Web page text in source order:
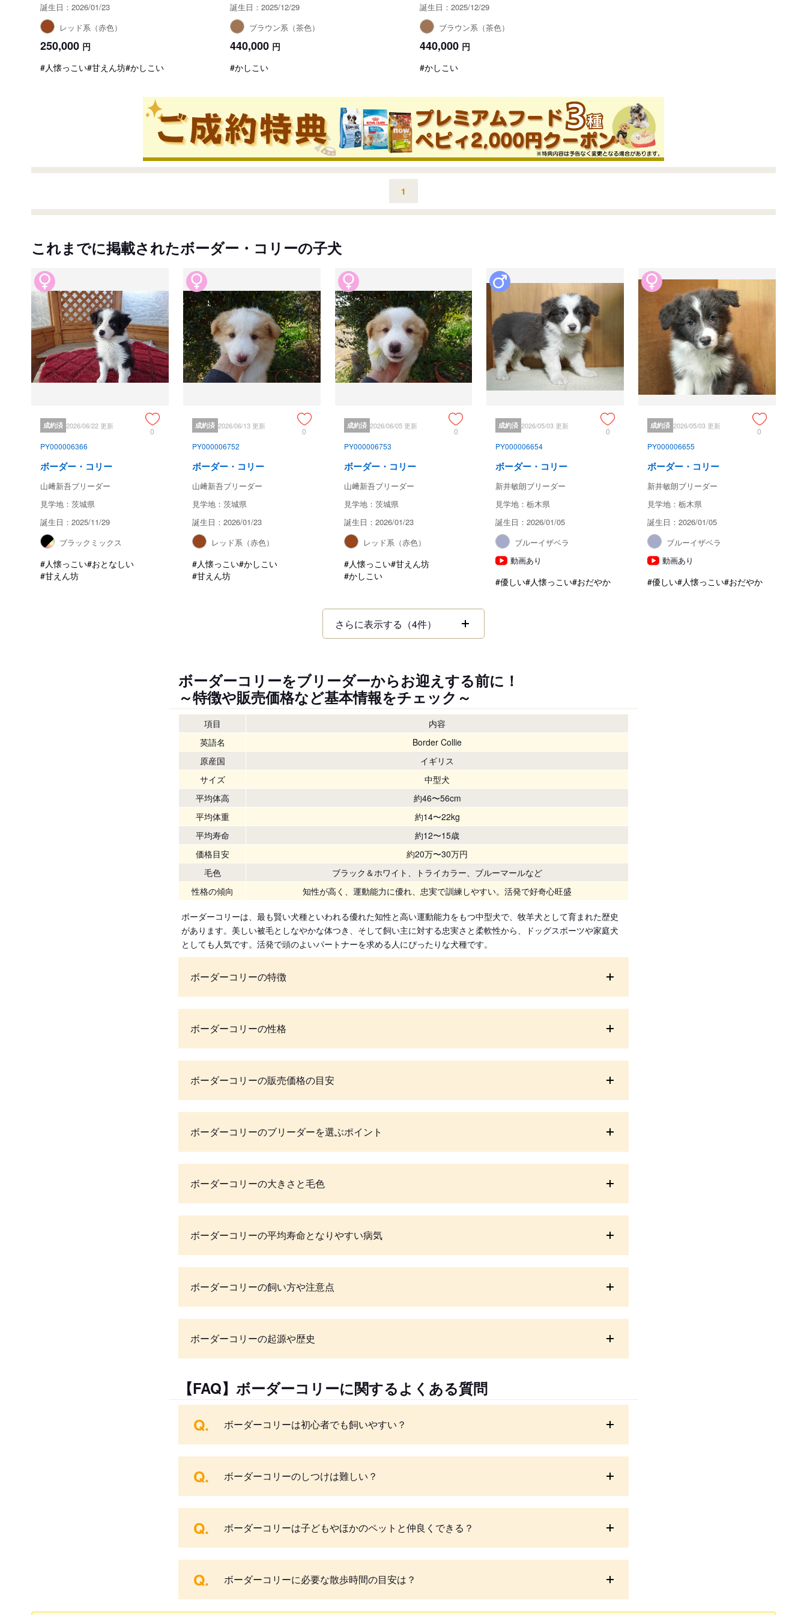
誕生日：2026/01/23
レッド系（赤色）
250,000 円
#人懐っこい#甘えん坊#かしこい
誕生日：2025/12/29
ブラウン系（茶色）
440,000 円
#かしこい
誕生日：2025/12/29
ブラウン系（茶色）
440,000 円
#かしこい
1
これまでに掲載されたボーダー・コリーの子犬
成約済 2026/06/22 更新
0
PY000006366
ボーダー・コリー
山﨑新吾ブリーダー
見学地：茨城県
誕生日：2025/11/29
ブラックミックス
#人懐っこい#おとなしい
#甘えん坊
成約済 2026/06/13 更新
0
PY000006752
ボーダー・コリー
山﨑新吾ブリーダー
見学地：茨城県
誕生日：2026/01/23
レッド系（赤色）
#人懐っこい#かしこい
#甘えん坊
成約済 2026/06/05 更新
0
PY000006753
ボーダー・コリー
山﨑新吾ブリーダー
見学地：茨城県
誕生日：2026/01/23
レッド系（赤色）
#人懐っこい#甘えん坊
#かしこい
成約済 2026/05/03 更新
0
PY000006654
ボーダー・コリー
新井敏朗ブリーダー
見学地：栃木県
誕生日：2026/01/05
ブルーイザベラ
動画あり
#優しい#人懐っこい#おだやか
成約済 2026/05/03 更新
0
PY000006655
ボーダー・コリー
新井敏朗ブリーダー
見学地：栃木県
誕生日：2026/01/05
ブルーイザベラ
動画あり
#優しい#人懐っこい#おだやか
さらに表示する（4件）
ボーダーコリーをブリーダーからお迎えする前に！
～特徴や販売価格など基本情報をチェック～
項目
内容
英語名
Border Collie
原産国
イギリス
サイズ
中型犬
平均体高
約46〜56cm
平均体重
約14〜22kg
平均寿命
約12〜15歳
価格目安
約20万〜30万円
毛色
ブラック＆ホワイト、トライカラー、ブルーマールなど
性格の傾向
知性が高く、運動能力に優れ、忠実で訓練しやすい。活発で好奇心旺盛
ボーダーコリーは、最も賢い犬種といわれる優れた知性と高い運動能力をもつ中型犬で、牧羊犬として育まれた歴史
があります。美しい被毛としなやかな体つき、そして飼い主に対する忠実さと柔軟性から、ドッグスポーツや家庭犬
としても人気です。活発で頭のよいパートナーを求める人にぴったりな犬種です。
ボーダーコリーの特徴
ボーダーコリーの性格
ボーダーコリーの販売価格の目安
ボーダーコリーのブリーダーを選ぶポイント
ボーダーコリーの大きさと毛色
ボーダーコリーの平均寿命となりやすい病気
ボーダーコリーの飼い方や注意点
ボーダーコリーの起源や歴史
【FAQ】ボーダーコリーに関するよくある質問
Q. ボーダーコリーは初心者でも飼いやすい？
Q. ボーダーコリーのしつけは難しい？
Q. ボーダーコリーは子どもやほかのペットと仲良くできる？
Q. ボーダーコリーに必要な散歩時間の目安は？